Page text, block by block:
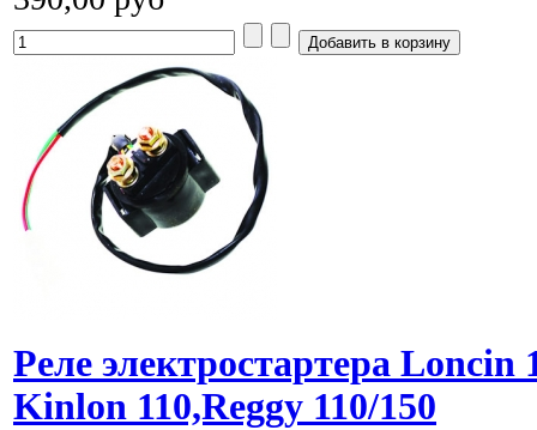
Реле электростартера Loncin
Kinlon 110,Reggy 110/150